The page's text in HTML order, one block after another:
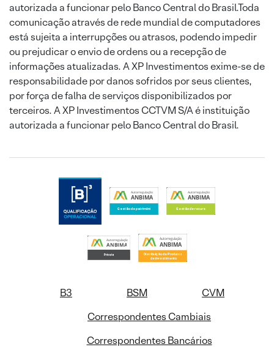
autorizada a funcionar pelo Banco Central do Brasil.Toda
comunicação através de rede mundial de computadores
está sujeita a interrupções ou atrasos, podendo impedir
ou prejudicar o envio de ordens ou a recepção de
informações atualizadas. A XP Investimentos exime-se de
responsabilidade por danos sofridos por seus clientes,
por força de falha de serviços disponibilizados por
terceiros. A XP Investimentos CCTVM S/A é instituição
autorizada a funcionar pelo Banco Central do Brasil.
B3 BSM
CVM
Correspondentes Cambiais
Correspondentes Bancários